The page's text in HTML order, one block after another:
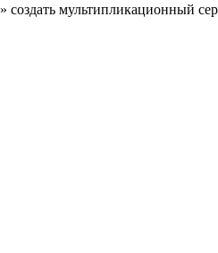
мультипликационный